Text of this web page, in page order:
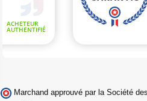
Marchand approuvé par la Société